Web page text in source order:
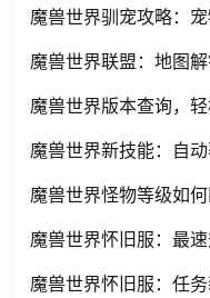
魔兽世界驯宠攻略：
魔兽世界联盟：地图
魔兽世界版本查询，
魔兽世界新技能：自
魔兽世界怪物等级如
魔兽世界怀旧服：最
魔兽世界怀旧服：任